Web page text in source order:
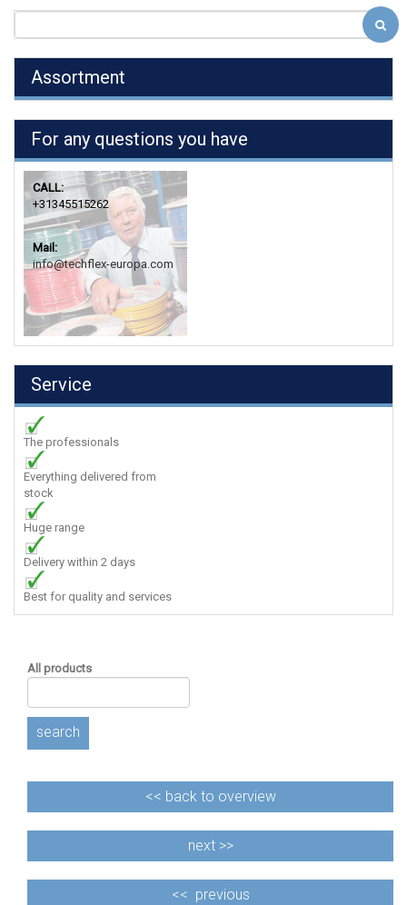
Assortment
For any questions you have
CALL:
+31345515262
Mail:
info@techflex-europa.com
Service
The professionals
Everything delivered from
stock
Huge range
Delivery within 2 days
Best for quality and services
All products
search
<< back to overview
next >>
<< previous